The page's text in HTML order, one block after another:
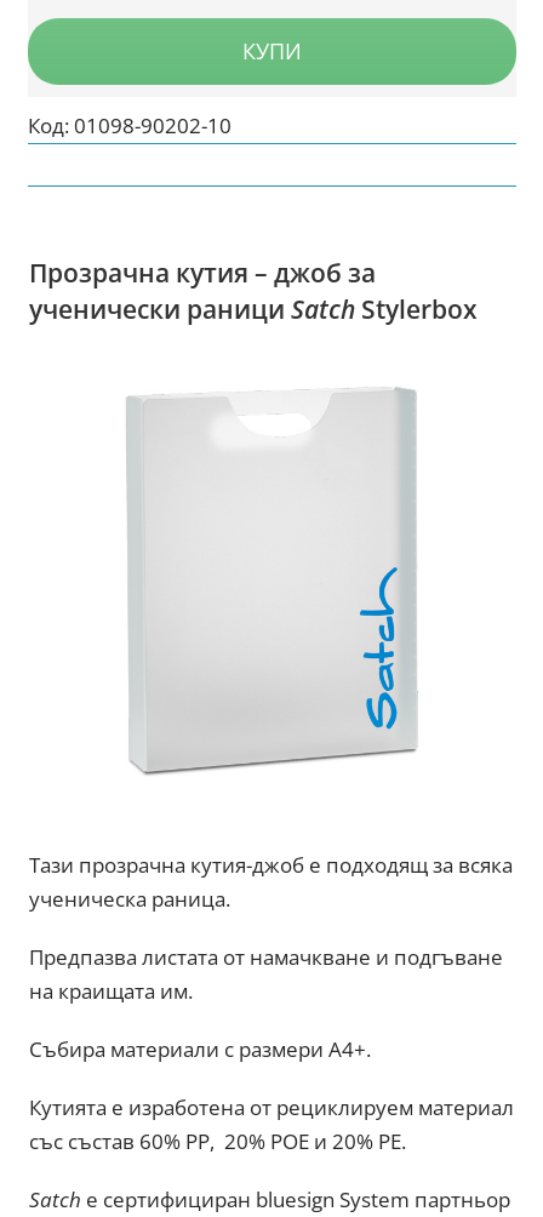
КУПИ
Код:01098-90202-10
Прозрачна кутия – джоб за
ученически ранициSatch Stylerbox
Тази прозрачна кутия-джоб е подходящ за всяка
ученическа раница.
Предпазва листата от намачкване и подгъване
на краищата им.
Събира материали с размери А4+.
Кутията е изработена от рециклируем материал
със състав 60% PP, 20% POE и 20% PE.
Satch е сертифициран bluesign System партньор